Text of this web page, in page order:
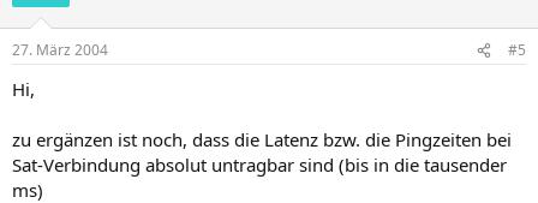
27. März 2004 #5
Hi,
zu ergänzen ist noch, dass die Latenz bzw. die Pingzeiten bei
Sat-Verbindung absolut untragbar sind (bis in die tausender
ms)